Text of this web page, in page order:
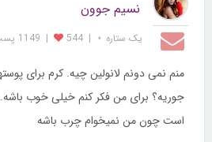
نسیم جوون
یک ستاره ⋆ |
544
| 1149 پست
منم نمی دونم لانولین چیه. کرم برای
جوریه؟ برای من فکر کنم خیلی خوب
است چون من نمیخوام چرب باشه